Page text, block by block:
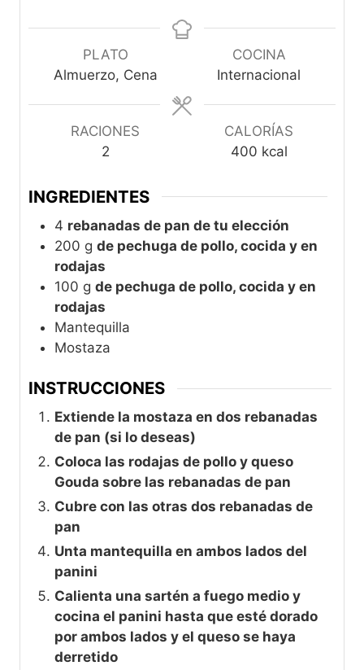
n
t
u
t
o
PLATO
Almuerzo, Cena
COCINA
Internacional
RACIONES
2
CALORÍAS
400 kcal
INGREDIENTES
4 rebanadas de pan de tu elección
200 g de pechuga de pollo, cocida y en
rodajas
100 g de pechuga de pollo, cocida y en
rodajas
Mantequilla
Mostaza
INSTRUCCIONES
Extiende la mostaza en dos rebanadas
de pan (si lo deseas)
Coloca las rodajas de pollo y queso
Gouda sobre las rebanadas de pan
Cubre con las otras dos rebanadas de
pan
Unta mantequilla en ambos lados del
panini
Calienta una sartén a fuego medio y
cocina el panini hasta que esté dorado
por ambos lados y el queso se haya
derretido